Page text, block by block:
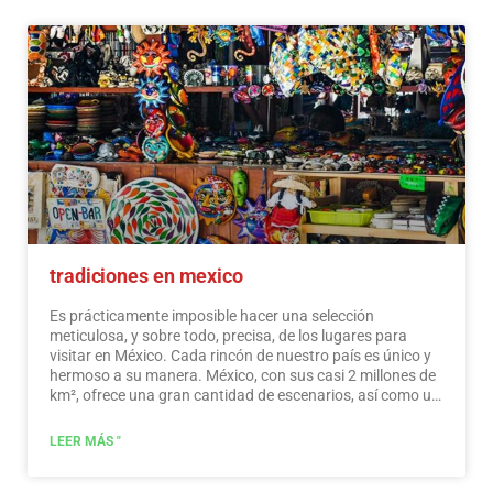
tradiciones en mexico
Es prácticamente imposible hacer una selección
meticulosa, y sobre todo, precisa, de los lugares para
visitar en México. Cada rincón de nuestro país es único y
hermoso a su manera. México, con sus casi 2 millones de
km², ofrece una gran cantidad de escenarios, así como un
que visitar en México. En México, además de las playas y
LEER MÁS "